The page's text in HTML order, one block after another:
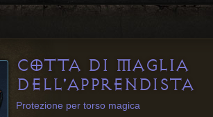
COTTA DI MAGLIA
DELL'APPRENDISTA
Protezione per torso magica